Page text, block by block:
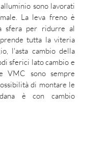
sono lavorati
La leva freno è
sfera per ridurre al
tutta la viteria
l'asta cambio della
sferici lato cambio e
VMC sono sempre
di montare le
è con cambio